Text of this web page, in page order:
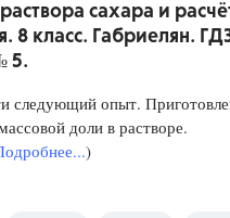
сахара и
8 класс. Габриелян.
5.
следующий опыт.
доли в растворе.
)